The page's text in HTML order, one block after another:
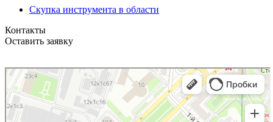
Скупка инструмента в области
Контакты
Оставить заявку